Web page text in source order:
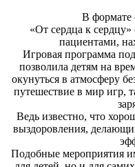
В формате
«От сердца к
пациентами,
Игровая программа
позволила детям на
окунуться в атмосферу
путешествие в мир игр,
Ведь известно, что
выздоровления,
Подобные мероприятия